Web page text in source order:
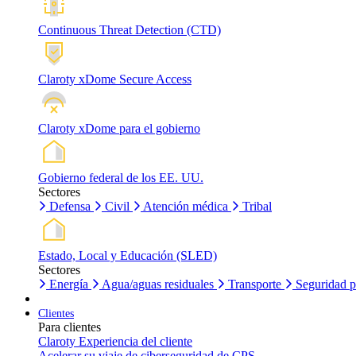
Continuous Threat Detection (CTD)
Claroty xDome Secure Access
Claroty xDome para el gobierno
Gobierno federal de los EE. UU.
Sectores
Defensa
Civil Atención médica Tribal
Estado, Local y Educación (SLED)
Sectores
Energía
Agua/aguas residuales Transporte Seguridad
Clientes
Para clientes
Claroty Experiencia del cliente